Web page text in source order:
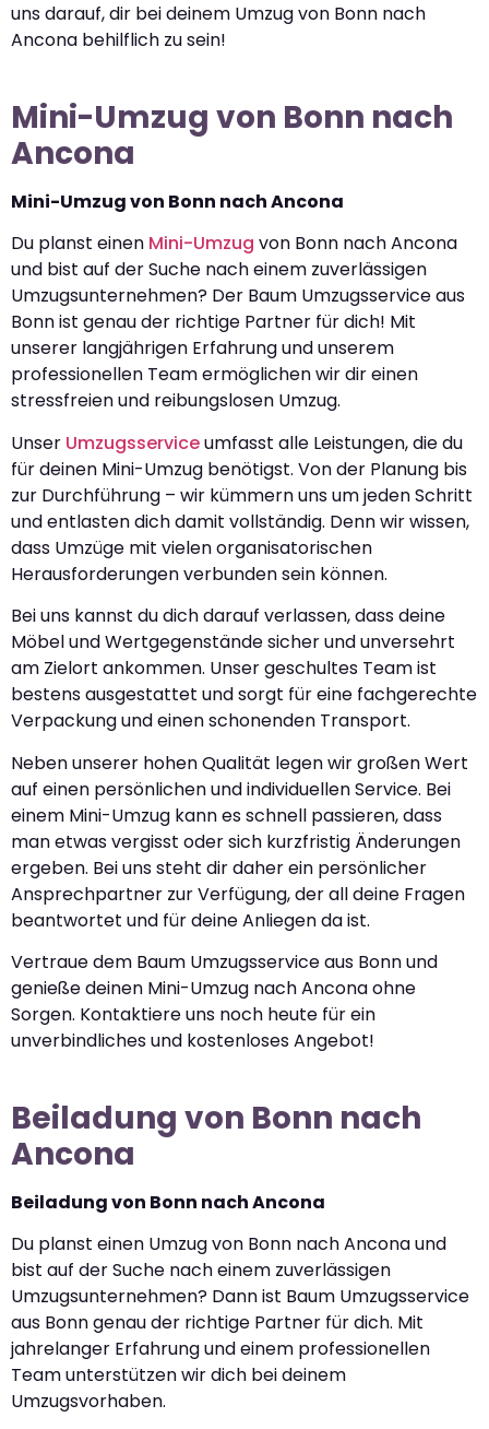
uns darauf, dir bei deinem Umzug von Bonn nach
Ancona behilflich zu sein!
Mini-Umzug von Bonn nach
Ancona
Mini-Umzug von Bonn nach Ancona
Du planst einen Mini-Umzug von Bonn nach Ancona
und bist auf der Suche nach einem zuverlässigen
Umzugsunternehmen? Der Baum Umzugsservice aus
Bonn ist genau der richtige Partner für dich! Mit
unserer langjährigen Erfahrung und unserem
professionellen Team ermöglichen wir dir einen
stressfreien und reibungslosen Umzug.
Unser Umzugsserviceumfasst alle Leistungen, die du
für deinen Mini-Umzug benötigst. Von der Planung bis
zur Durchführung – wir kümmern uns um jeden Schritt
und entlasten dich damit vollständig. Denn wir wissen,
dass Umzüge mit vielen organisatorischen
Herausforderungen verbunden sein können.
Bei uns kannst du dich darauf verlassen, dass deine
Möbel und Wertgegenstände sicher und unversehrt
am Zielort ankommen. Unser geschultes Team ist
bestens ausgestattet und sorgt für eine fachgerechte
Verpackung und einen schonenden Transport.
Neben unserer hohen Qualität legen wir großen Wert
auf einen persönlichen und individuellen Service. Bei
einem Mini-Umzug kann es schnell passieren, dass
man etwas vergisst oder sich kurzfristig Änderungen
ergeben. Bei uns steht dir daher ein persönlicher
Ansprechpartner zur Verfügung, der all deine Fragen
beantwortet und für deine Anliegen da ist.
Vertraue dem Baum Umzugsservice aus Bonn und
genieße deinen Mini-Umzug nach Ancona ohne
Sorgen. Kontaktiere uns noch heute für ein
unverbindliches und kostenloses Angebot!
Beiladung von Bonn nach
Ancona
Beiladung von Bonn nach Ancona
Du planst einen Umzug von Bonn nach Ancona und
bist auf der Suche nach einem zuverlässigen
Umzugsunternehmen? Dann ist Baum Umzugsservice
aus Bonn genau der richtige Partner für dich. Mit
jahrelanger Erfahrung und einem professionellen
Team unterstützen wir dich bei deinem
Umzugsvorhaben.